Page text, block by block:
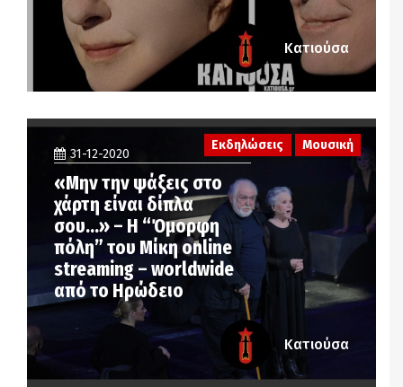
Κατιούσα
31-12-2020
«Μην την ψάξεις στο
χάρτη είναι δίπλα
σου…» – Η “Όμορφη
πόλη” του Μίκη online
streaming – worldwide
από το Ηρώδειο
Εκδηλώσεις Μουσική
Κατιούσα